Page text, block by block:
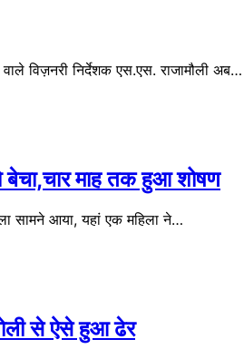
विज़नरी निर्देशक एस.एस. राजामौली अब…
माह तक हुआ शोषण
सामने आया, यहां एक महिला ने…
से ऐसे हुआ ढेर